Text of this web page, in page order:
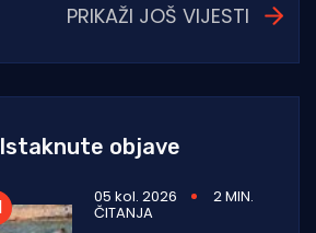
PRIKAŽI JOŠ VIJESTI
Istaknute objave
05 kol. 2026 2 MIN.
ČITANJA